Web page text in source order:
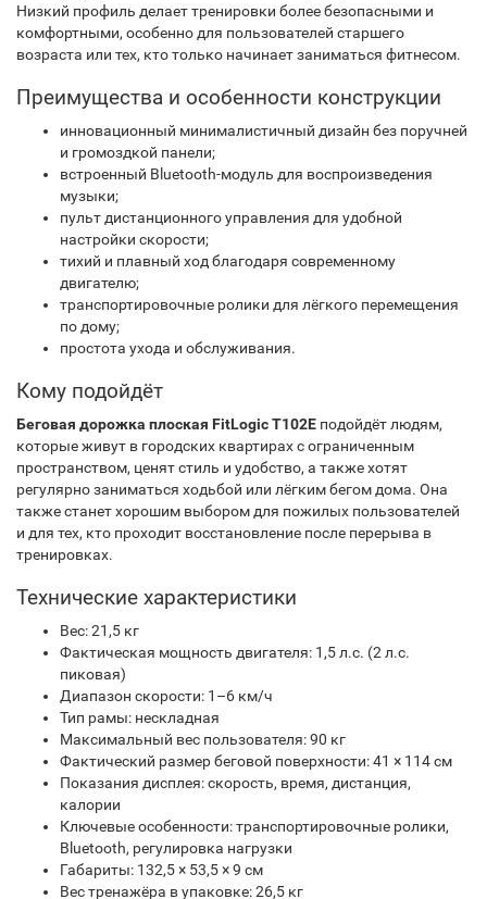
Низкий профиль делает тренировки более безопасными и
комфортными, особенно для пользователей старшего
возраста или тех, кто только начинает заниматься фитнесом.
Преимущества и особенности конструкции
инновационный минималистичный дизайн без поручней
и громоздкой панели;
встроенный Bluetooth-модуль для воспроизведения
музыки;
пульт дистанционного управления для удобной
настройки скорости;
тихий и плавный ход благодаря современному
двигателю;
транспортировочные ролики для лёгкого перемещения
по дому;
простота ухода и обслуживания.
Кому подойдёт
Беговая дорожка плоская FitLogic T102E подойдёт людям,
которые живут в городских квартирах с ограниченным
пространством, ценят стиль и удобство, а также хотят
регулярно заниматься ходьбой или лёгким бегом дома. Она
также станет хорошим выбором для пожилых пользователей
и для тех, кто проходит восстановление после перерыва в
тренировках.
Технические характеристики
Вес: 21,5 кг
Фактическая мощность двигателя: 1,5 л.с. (2 л.с.
пиковая)
Диапазон скорости: 1–6 км/ч
Тип рамы: нескладная
Максимальный вес пользователя: 90 кг
Фактический размер беговой поверхности: 41 × 114 см
Показания дисплея: скорость, время, дистанция,
калории
Ключевые особенности: транспортировочные ролики,
Bluetooth, регулировка нагрузки
Габариты: 132,5 × 53,5 × 9 см
Вес тренажёра в упаковке: 26,5 кг